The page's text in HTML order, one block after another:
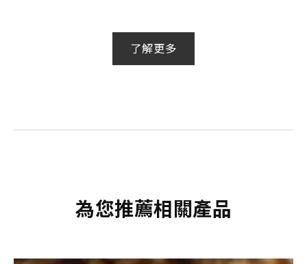
了解更多
為您推薦相關產品